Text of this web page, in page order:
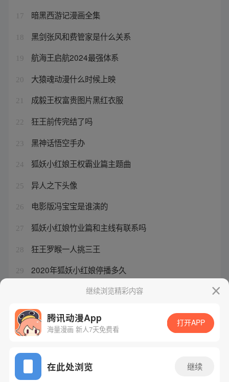
17 暗黑西游记漫画全集
18 黑剑张风和费管家是什么关系
19 航海王启航2024最强体系
20 大猿魂动漫什么时候上映
21 成毅王权富贵图片黑红衣服
22 狂王前传完结了吗
23 黑神话悟空手办
24 狐妖小红娘王权霸业篇主题曲
25 异人之下头像
26 电影版冯宝宝是谁演的
27 狐妖小红娘竹业篇和主线有联系吗
28 狂王罗睺一人挑三王
29 2020年狐妖小红娘停播多久
狐妖小红娘镜花缘篇更新到第几集
继续浏览精彩内容
腾讯动漫App
海量漫画 新人7天免费看
打开APP
在此处浏览 继续
网站备案/许可证号：粤B2-20090059-5
Copyright©1998 - 2026 Tencent. All Rights Reserved